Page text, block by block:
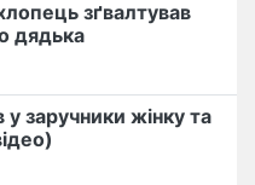
️зґвалтував
дядька
у заручники жінку та